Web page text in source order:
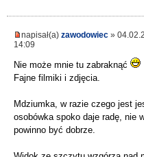
napisał(a) zawodowiec »
14:09
Nie może mnie tu zabraknąć
Fajne filmiki i zdjęcia.
Mdziumka, w razie czego jest
osobówka spoko daje radę, nie
powinno być dobrze.